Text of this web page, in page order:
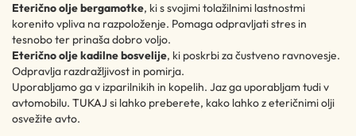
Eterično olje bergamotke, ki s svojimi tolažilnimi lastnostmi
korenito vpliva na razpoloženje. Pomaga odpravljati stres in
tesnobo ter prinaša dobro voljo.
Eterično olje kadilne bosvelije, ki poskrbi za čustveno ravnovesje.
Odpravlja razdražljivost in pomirja.
Uporabljamo ga v izparilnikih in kopelih. Jaz ga uporabljam tudi v
avtomobilu. TUKAJ si lahko preberete, kako lahko z eteričnimi olji
osvežite avto.